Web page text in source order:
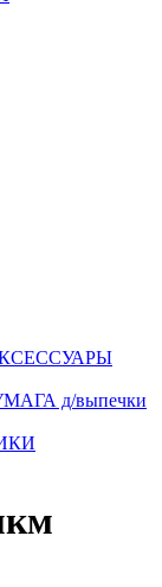
д/выпечки